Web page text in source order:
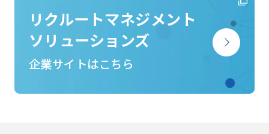
リクルートマネジメント
ソリューションズ
企業サイトはこちら